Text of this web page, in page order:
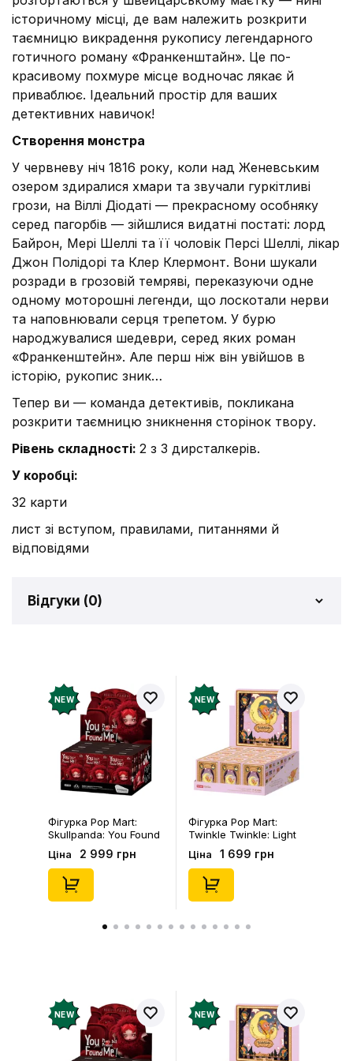
історичному місці, де вам належить розкрити
таємницю викрадення рукопису легендарного
готичного роману «Франкенштайн». Це по-
красивому похмуре місце водночас лякає й
приваблює. Ідеальний простір для ваших
детективних навичок!
Створення монстра
У червневу ніч 1816 року, коли над Женевським
озером здиралися хмари та звучали гуркітливі
грози, на Віллі Діодаті — прекрасному особняку
серед пагорбів — зійшлися видатні постаті: лорд
Байрон, Мері Шеллі та її чоловік Персі Шеллі, лікар
Джон Полідорі та Клер Клермонт. Вони шукали
розради в грозовій темряві, переказуючи одне
одному моторошні легенди, що лоскотали нерви
та наповнювали серця трепетом. У бурю
народжувалися шедеври, серед яких роман
«Франкенштейн». Але перш ніж він увійшов в
історію, рукопис зник…
Тепер ви — команда детективів, покликана
розкрити таємницю зникнення сторінок твору.
Рівень складності: 2 з 3 дирсталкерів.
У коробці:
32 карти
лист зі вступом, правилами, питаннями й
відповідями
Відгуки (0)
Додайте відгук і отримайте 50 грн на свій
рахунок
Залишити відгук
NEW
Фігурка Pop Mart:
Skullpanda: You Found
Me!: Plush Doll Pendant
Series (Blind Box: 1 з
10) (Secret Edition),
(29347)
Ціна 2 999 грн
NEW
Фігурка Pop Mart:
Twinkle Twinkle: Light
Up: Scene Sets Series
(Blind Box: 1 з 10)
(Secret Edition),
(21372)
Ціна 1 699 грн
NEW NEW